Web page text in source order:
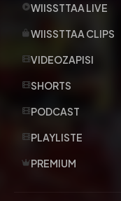
WIISSTTAA LIVE
WIISSTTAA CLIPS
VIDEOZAPISI
SHORTS
PODCAST
PLAYLISTE
PREMIUM